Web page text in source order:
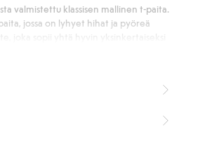
valmistettu klassisen mallinen t-paita.
jossa on lyhyet hihat ja pyöreä
toisen vaatteen alle.
värinsä ja muotonsa pitävyyden osalta